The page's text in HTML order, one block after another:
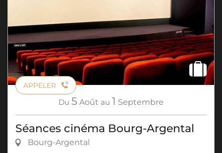
APPELER
Du 5 Août au 1 Septembre
Séances cinéma Bourg-Argental
Bourg-Argental